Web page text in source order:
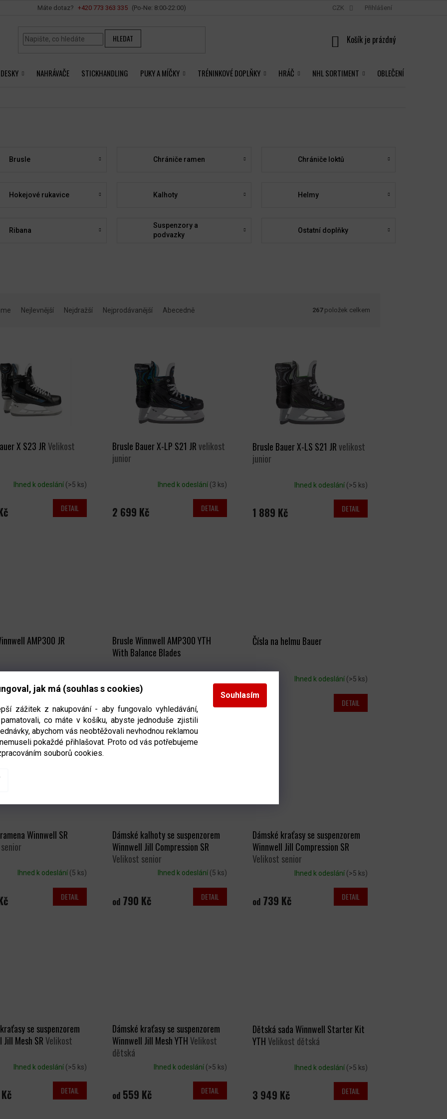
jak má (souhlas s cookies)
zážitek z nakupování - aby fungovalo vyhledávání,
co máte v košíku, abyste jednoduše zjistili
abychom vás neobtěžovali nevhodnou reklamou
pokaždé přihlašovat. Proto od vás potřebujeme
souborů cookies.
Souhlasím
+420 ‭773 363 335
Vše o nákupu CZK Přihlášení
HLEDAT
NÁKUPNÍ
NAHRÁVAČE STICKHANDLING PUKY A MÍČKY TRÉNINKOVÉ DOPLŇKY HRÁČ NHL SORTIMENT OBLEČENÍ
Brusle Chrániče ramen Chrániče loktů
Hokejové rukavice Kalhoty Helmy
Ribana
Suspenzory a
podvazky
Ostatní doplňky
Nejlevnější Nejdražší Nejprodávanější Abecedně 267položek celkem
X S23 JR Velikost
Ihned k odeslání (>5 ks)
DETAIL
Brusle Bauer X-LP S21 JRvelikost
junior
Ihned k odeslání (3 ks)
2 699 Kč DETAIL
Brusle Bauer X-LS S21 JRvelikost
junior
Ihned k odeslání (>5 ks)
1 889 Kč DETAIL
AMP300 JR
Brusle Winnwell AMP300 YTH
With Balance Blades
1 639 Kč
Čísla na helmu Bauer
Ihned k odeslání (>5 ks)
77 Kč DETAIL
Winnwell SR
Ihned k odeslání (5 ks)
DETAIL
Dámské kalhoty se suspenzorem
Winnwell Jill Compression SR
Velikost senior
Ihned k odeslání (5 ks)
od790 Kč DETAIL
Dámské kraťasy se suspenzorem
Winnwell Jill Compression SR
Velikost senior
Ihned k odeslání (>5 ks)
od739 Kč DETAIL
se suspenzorem
Jill Mesh SR Velikost
Ihned k odeslání (>5 ks)
DETAIL
Dámské kraťasy se suspenzorem
Winnwell Jill Mesh YTH Velikost
dětská
Ihned k odeslání (>5 ks)
od559 Kč DETAIL
Dětská sada Winnwell Starter Kit
YTH Velikost dětská
Ihned k odeslání (>5 ks)
3 949 Kč DETAIL